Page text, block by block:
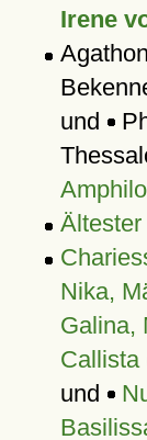
Irene
und
Ältester
Nika,
Galina,
Callista
und